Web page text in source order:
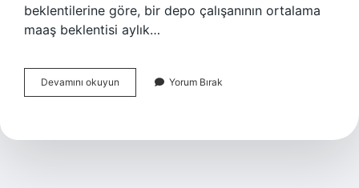
beklentilerine göre, bir depo çalışanının ortalama
maaş beklentisi aylık…
Devamını okuyun
Süresi
Yorum Bırak